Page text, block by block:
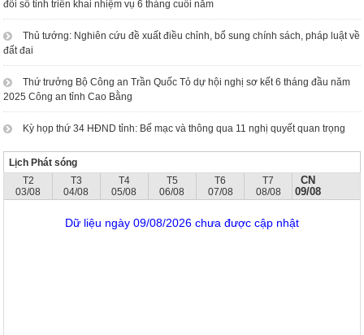
đổi số tỉnh triển khai nhiệm vụ 6 tháng cuối năm
Thủ tướng: Nghiên cứu đề xuất điều chỉnh, bổ sung chính sách, pháp luật về
đất đai
Thứ trưởng Bộ Công an Trần Quốc Tỏ dự hội nghị sơ kết 6 tháng đầu năm
2025 Công an tỉnh Cao Bằng
Kỳ họp thứ 34 HĐND tỉnh: Bế mạc và thông qua 11 nghị quyết quan trọng
Lịch Phát sóng
T2
03/08
T3
04/08
T4
05/08
T5
06/08
T6
07/08
T7
08/08
CN
09/08
Dữ liệu ngày 09/08/2026 chưa được cập nhật